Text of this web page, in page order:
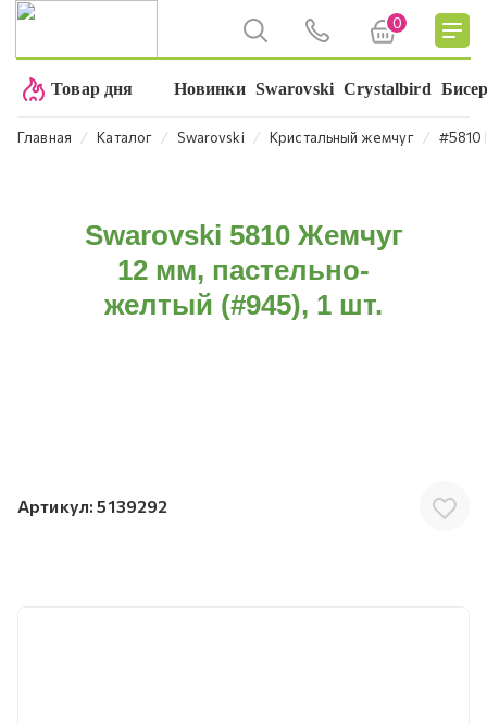
0
Товар дня Новинки Swarovski Crystalbird
Главная ⁄ Каталог ⁄ Swarovski ⁄ Кристальный жемчуг ⁄ #5810
Swarovski 5810 Жемчуг
12 мм, пастельно-
желтый (#945), 1 шт.
Артикул: 5139292